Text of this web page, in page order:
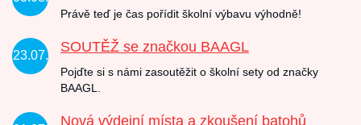
Právě teď je čas pořídit školní výbavu výhodně!
23.07.
SOUTĚŽ se značkou BAAGL
Pojďte si s námi zasoutěžit o školní sety od značky
BAAGL.
Nová výdejní místa a zkoušení batohů